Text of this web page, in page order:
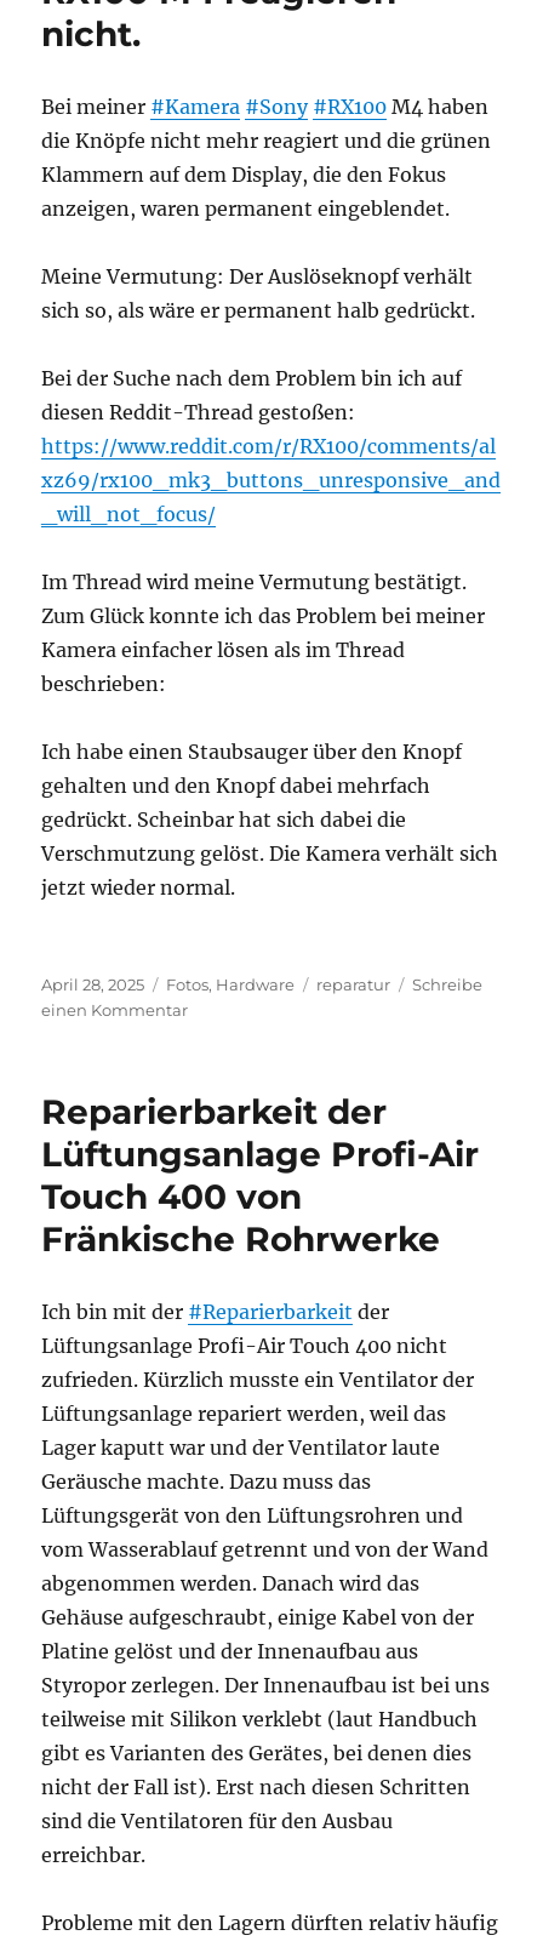
nicht.
Bei meiner #Kamera #Sony #RX100 M4 haben
die Knöpfe nicht mehr reagiert und die grünen
Klammern auf dem Display, die den Fokus
anzeigen, waren permanent eingeblendet.
Meine Vermutung: Der Auslöseknopf verhält
sich so, als wäre er permanent halb gedrückt.
Bei der Suche nach dem Problem bin ich auf
diesen Reddit-Thread gestoßen:
https://www.reddit.com/r/RX100/comments/al
xz69/rx100_mk3_buttons_unresponsive_and
_will_not_focus/
Im Thread wird meine Vermutung bestätigt.
Zum Glück konnte ich das Problem bei meiner
Kamera einfacher lösen als im Thread
beschrieben:
Ich habe einen Staubsauger über den Knopf
gehalten und den Knopf dabei mehrfach
gedrückt. Scheinbar hat sich dabei die
Verschmutzung gelöst. Die Kamera verhält sich
jetzt wieder normal.
Veröffentlicht
am
April 28, 2025 Kategorien
Fotos, Hardware Schlagwörter
reparatur
Schreibe
einen Kommentarzu
Sony
M4
reagieren
nicht.
Reparierbarkeit der
Lüftungsanlage Profi-Air
Touch 400 von
Fränkische Rohrwerke
Ich bin mit der #Reparierbarkeit der
Lüftungsanlage Profi-Air Touch 400 nicht
zufrieden. Kürzlich musste ein Ventilator der
Lüftungsanlage repariert werden, weil das
Lager kaputt war und der Ventilator laute
Geräusche machte. Dazu muss das
Lüftungsgerät von den Lüftungsrohren und
vom Wasserablauf getrennt und von der Wand
abgenommen werden. Danach wird das
Gehäuse aufgeschraubt, einige Kabel von der
Platine gelöst und der Innenaufbau aus
Styropor zerlegen. Der Innenaufbau ist bei uns
teilweise mit Silikon verklebt (laut Handbuch
gibt es Varianten des Gerätes, bei denen dies
nicht der Fall ist). Erst nach diesen Schritten
sind die Ventilatoren für den Ausbau
erreichbar.
Probleme mit den Lagern dürften relativ häufig